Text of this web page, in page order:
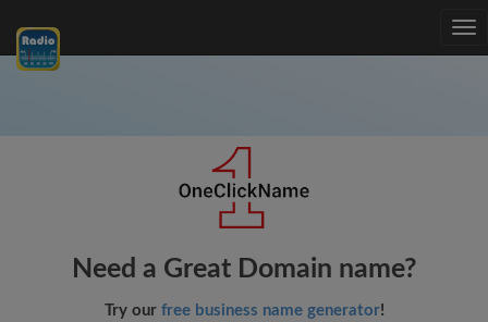
Need a Great Domain name?
Try our free business name generator!